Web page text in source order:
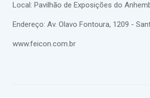
Local: Pavilhão de Exposições do
Endereço: Av. Olavo Fontoura, 1209 -
www.feicon.com.br